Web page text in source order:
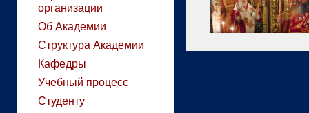
организации
Об Академии
Структура Академии
Кафедры
Учебный процесс
Студенту